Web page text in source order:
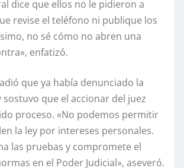
dice que ellos no le pidieron a
revise el teléfono ni publique los
no sé cómo no abren una
enfatizó.
que ya había denunciado la
que el accionar del juez
proceso. «No podemos permitir
la ley por intereses personales.
las pruebas y compromete el
en el Poder Judicial», aseveró.